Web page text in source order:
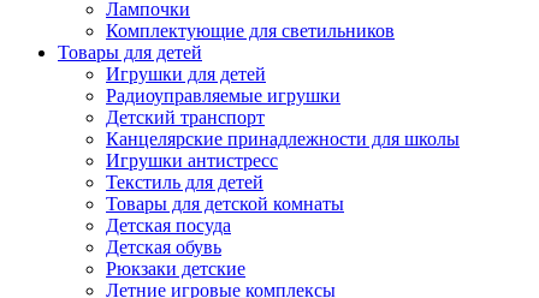
Лампочки
Комплектующие для светильников
Товары для детей
Игрушки для детей
Радиоуправляемые игрушки
Детский транспорт
Канцелярские принадлежности для школы
Игрушки антистресс
Текстиль для детей
Товары для детской комнаты
Детская посуда
Детская обувь
Рюкзаки детские
Летние игровые комплексы